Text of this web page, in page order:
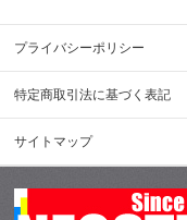
プライバシーポリシー
特定商取引法に基づく表記
サイトマップ